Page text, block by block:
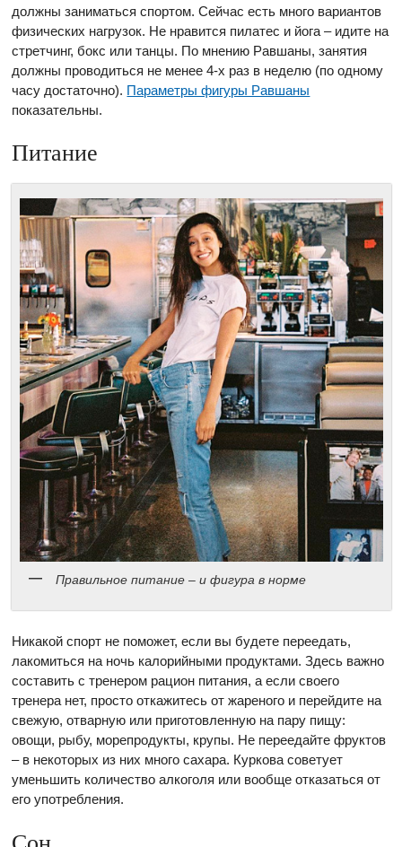
должны заниматься спортом. Сейчас есть много вариантов
физических нагрузок. Не нравится пилатес и йога – идите на
стретчинг, бокс или танцы. По мнению Равшаны, занятия
должны проводиться не менее 4-х раз в неделю (по одному
часу достаточно). Параметры фигуры Равшаны
показательны.
Питание
Правильное питание – и фигура в норме
Никакой спорт не поможет, если вы будете переедать,
лакомиться на ночь калорийными продуктами. Здесь важно
составить с тренером рацион питания, а если своего
тренера нет, просто откажитесь от жареного и перейдите на
свежую, отварную или приготовленную на пару пищу:
овощи, рыбу, морепродукты, крупы. Не переедайте фруктов
– в некоторых из них много сахара. Куркова советует
уменьшить количество алкоголя или вообще отказаться от
его употребления.